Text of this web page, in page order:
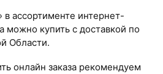
ассортименте интернет-
можно купить с доставкой по
Области.
онлайн заказа рекомендуем